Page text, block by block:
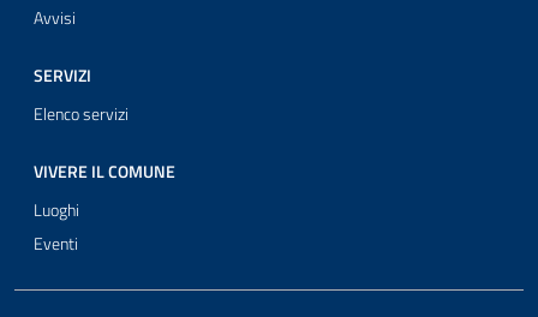
Avvisi
SERVIZI
Elenco servizi
VIVERE IL COMUNE
Luoghi
Eventi